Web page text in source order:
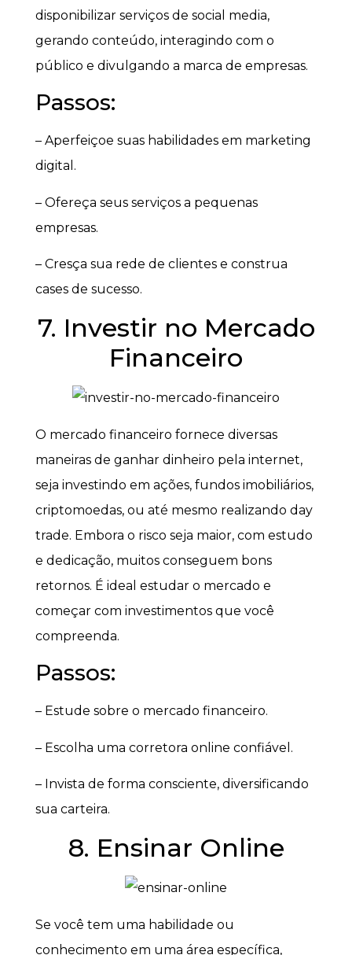
disponibilizar serviços de social media,
gerando conteúdo, interagindo com o
público e divulgando a marca de empresas.
Passos:
– Aperfeiçoe suas habilidades em marketing
digital.
– Ofereça seus serviços a pequenas
empresas.
– Cresça sua rede de clientes e construa
cases de sucesso.
7. Investir no Mercado
Financeiro
O mercado financeiro fornece diversas
maneiras de ganhar dinheiro pela internet,
seja investindo em ações, fundos imobiliários,
criptomoedas, ou até mesmo realizando day
trade. Embora o risco seja maior, com estudo
e dedicação, muitos conseguem bons
retornos. É ideal estudar o mercado e
começar com investimentos que você
compreenda.
Passos:
– Estude sobre o mercado financeiro.
– Escolha uma corretora online confiável.
– Invista de forma consciente, diversificando
sua carteira.
8. Ensinar Online
Se você tem uma habilidade ou
conhecimento em uma área específica,